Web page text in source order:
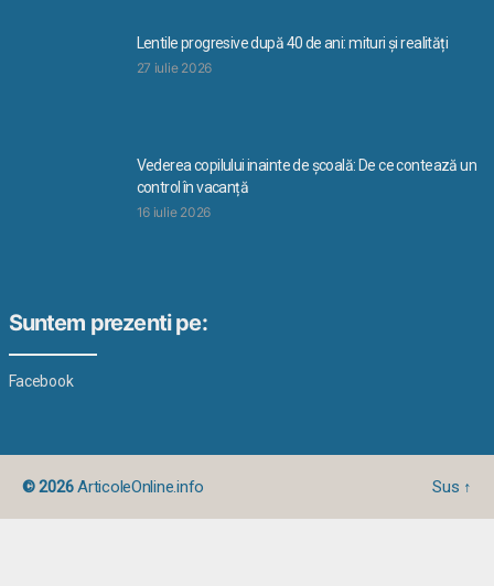
Lentile progresive după 40 de ani: mituri și realități
27 iulie 2026
Vederea copilului inainte de școală: De ce contează un
control în vacanță
16 iulie 2026
Suntem prezenti pe:
Facebook
© 2026ArticoleOnline.info Sus ↑